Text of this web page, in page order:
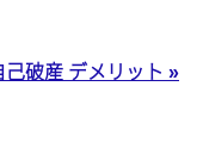
己破産 デメリット »